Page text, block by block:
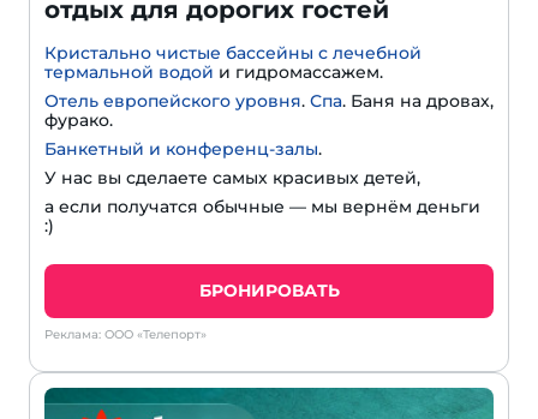
отдых для дорогих гостей
Кристально чистые бассейны с лечебной
термальной водой и гидромассажем.
Отель европейского уровня. Спа. Баня на дровах,
фурако.
Банкетный и конференц-залы.
У нас вы сделаете самых красивых детей,
а если получатся обычные — мы вернём деньги
:)
БРОНИРОВАТЬ
Реклама: ООО «Телепорт»